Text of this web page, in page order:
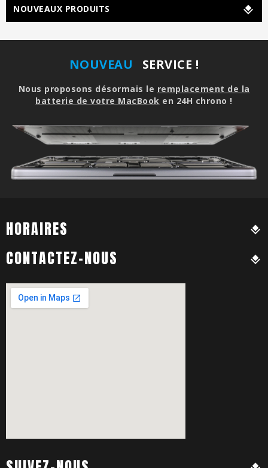
NOUVEAUX PRODUITS
NOUVEAU SERVICE !
Nous proposons désormais le remplacement de la
batterie de votre MacBook en 24H chrono !
HORAIRES
CONTACTEZ-NOUS